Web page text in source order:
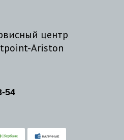
центр
Ariston
54